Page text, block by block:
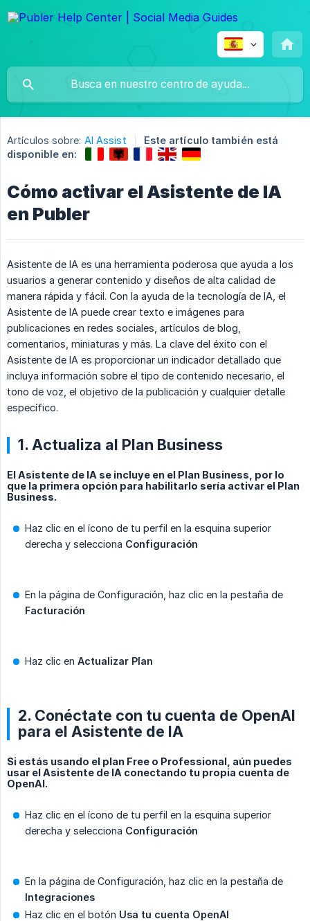
Artículos sobre: AI Assist
Este artículo también está
disponible en:
Cómo activar el Asistente de IA
en Publer
Asistente de IA es una herramienta poderosa que ayuda a los
usuarios a generar contenido y diseños de alta calidad de
manera rápida y fácil. Con la ayuda de la tecnología de IA, el
Asistente de IA puede crear texto e imágenes para
publicaciones en redes sociales, artículos de blog,
comentarios, miniaturas y más. La clave del éxito con el
Asistente de IA es proporcionar un indicador detallado que
incluya información sobre el tipo de contenido necesario, el
tono de voz, el objetivo de la publicación y cualquier detalle
específico.
1. Actualiza al Plan Business
El Asistente de IA se incluye en el Plan Business, por lo
que la primera opción para habilitarlo sería activar el Plan
Business.
Haz clic en el ícono de tu perfil en la esquina superior
derecha y selecciona Configuración
En la página de Configuración, haz clic en la pestaña de
Facturación
Haz clic en Actualizar Plan
2. Conéctate con tu cuenta de OpenAI
para el Asistente de IA
Si estás usando el plan Free o Professional, aún puedes
usar el Asistente de IA conectando tu propia cuenta de
OpenAI.
Haz clic en el ícono de tu perfil en la esquina superior
derecha y selecciona Configuración
En la página de Configuración, haz clic en la pestaña de
Integraciones
Haz clic en el botón Usa tu cuenta OpenAI